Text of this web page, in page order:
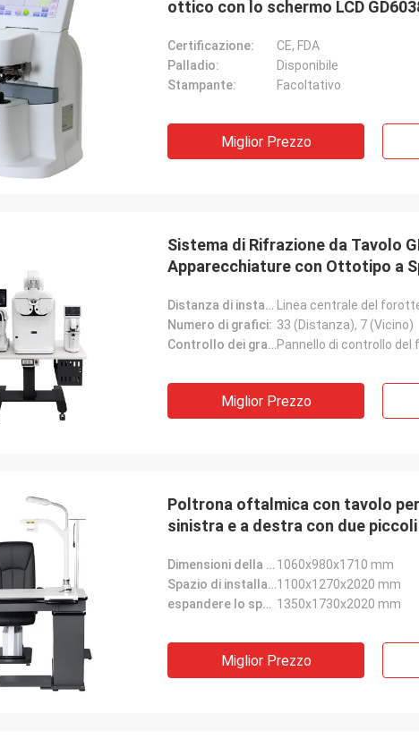
ottici ma JingGong
può fornire le risposte
per risolvere i nostri
raccomandato!
Fortunato all'incontrato al gruppo
oggetti che stiamo vendendo sono
importati loro, dal gruppo
dagli impianti.
ottico con lo schermo LCD
Certificazione:
CE, FDA
Palladio:
Disponibile
Stampante:
Facoltativo
Miglior Prezzo
Sistema di Rifrazione da Tavolo
Apparecchiature con Ottotipo a
Lenti Automatiche e Tavolo
Distanza di installazione::
Linea centrale del
Numero di grafici: 33 (Distanza), 7 (Vicino)
Controllo dei grafici:Pannello di controllo
Miglior Prezzo
Poltrona oftalmica con tavolo
sinistra e a destra con due
Dimensioni della sedia: 1060x980x1710 mm
Spazio di installazione minimo:1100x1270x2020 mm
espandere lo spazio di installazione: 1350x1730x2020 mm
Miglior Prezzo